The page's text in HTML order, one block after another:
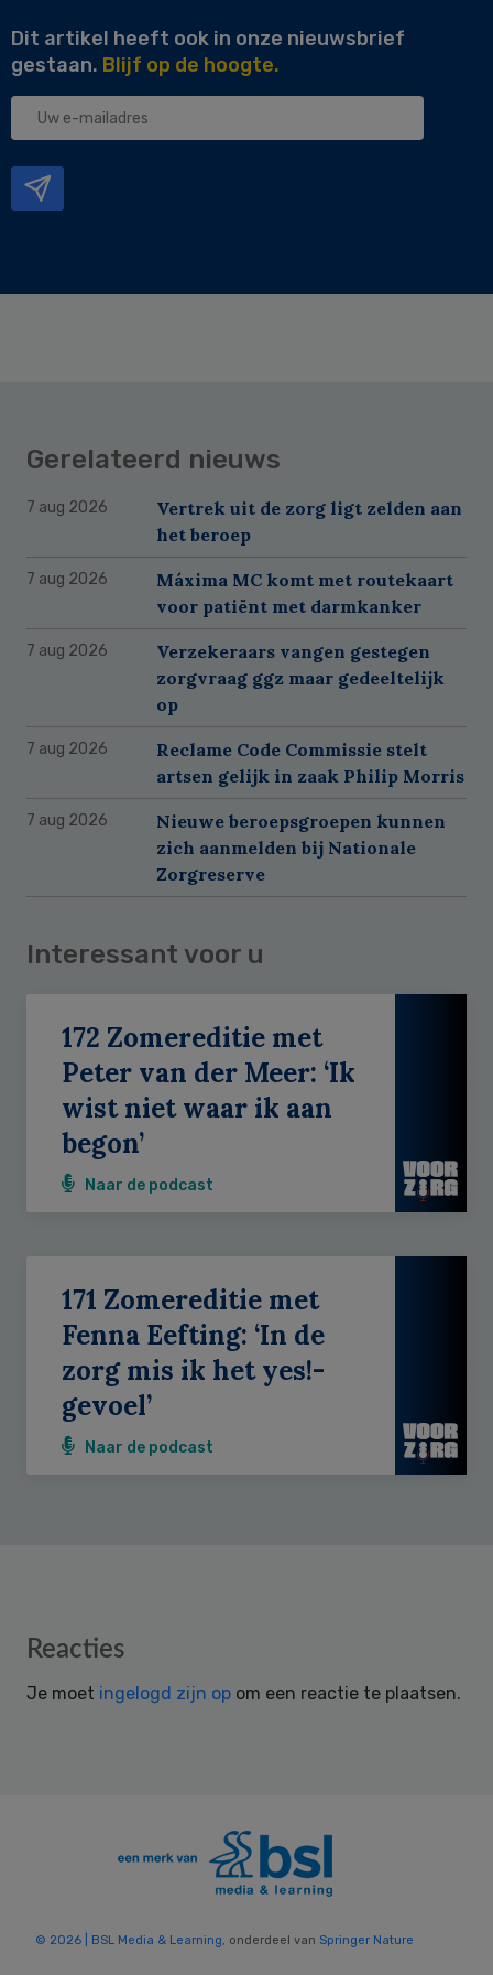
Dit artikel heeft ook in onze nieuwsbrief
gestaan. Blijf op de hoogte.
Uw
Gerelateerd nieuws
7 aug 2026
Vertrek uit de zorg ligt zelden aan
het beroep
7 aug 2026
Máxima MC komt met routekaart
voor patiënt met darmkanker
7 aug 2026
Verzekeraars vangen gestegen
zorgvraag ggz maar gedeeltelijk
op
7 aug 2026
Reclame Code Commissie stelt
artsen gelijk in zaak Philip Morris
7 aug 2026
Nieuwe beroepsgroepen kunnen
zich aanmelden bij Nationale
Zorgreserve
Interessant voor u
172 Zomereditie met
Peter van der Meer: ‘Ik
wist niet waar ik aan
begon’
Naar de podcast
171 Zomereditie met
Fenna Eefting: ‘In de
zorg mis ik het yes!-
gevoel’
Naar de podcast
Reader
Reacties
Je moet ingelogd zijn op om een reactie te plaatsen.
© 2026 | BSL Media & Learning , onderdeel van Springer Nature